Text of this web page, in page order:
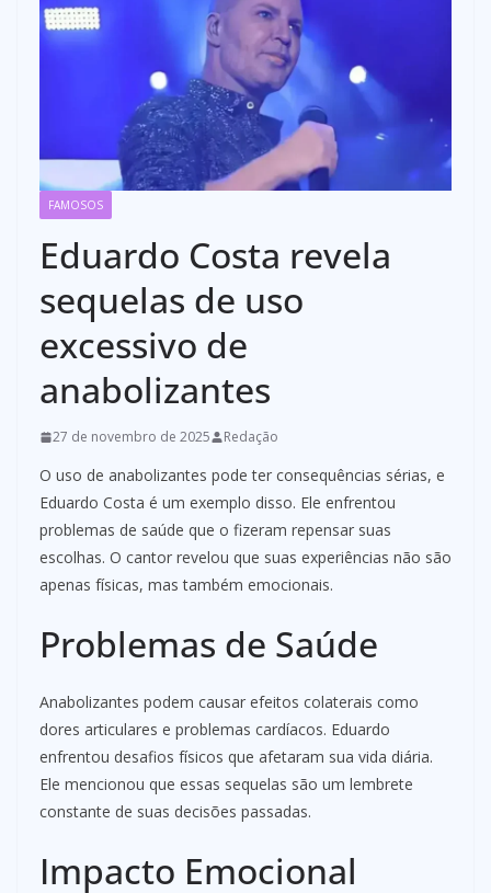
FAMOSOS
Eduardo Costa revela
sequelas de uso
excessivo de
anabolizantes
27 de novembro de 2025 Redação
O uso de anabolizantes pode ter consequências sérias, e
Eduardo Costa é um exemplo disso. Ele enfrentou
problemas de saúde que o fizeram repensar suas
escolhas. O cantor revelou que suas experiências não são
apenas físicas, mas também emocionais.
Problemas de Saúde
Anabolizantes podem causar efeitos colaterais como
dores articulares e problemas cardíacos. Eduardo
enfrentou desafios físicos que afetaram sua vida diária.
Ele mencionou que essas sequelas são um lembrete
constante de suas decisões passadas.
Impacto Emocional